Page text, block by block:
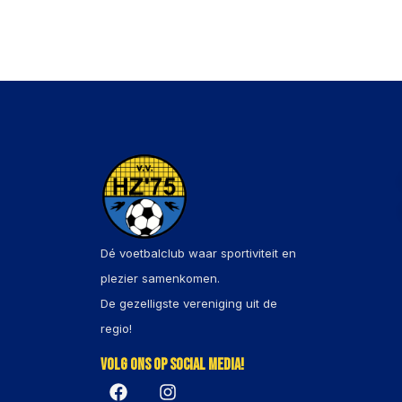
Dé voetbalclub waar sportiviteit en
plezier samenkomen.
De gezelligste vereniging uit de
regio!
Volg ons op social media!